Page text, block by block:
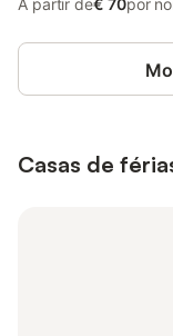
A partir de€ 70por
Casas de